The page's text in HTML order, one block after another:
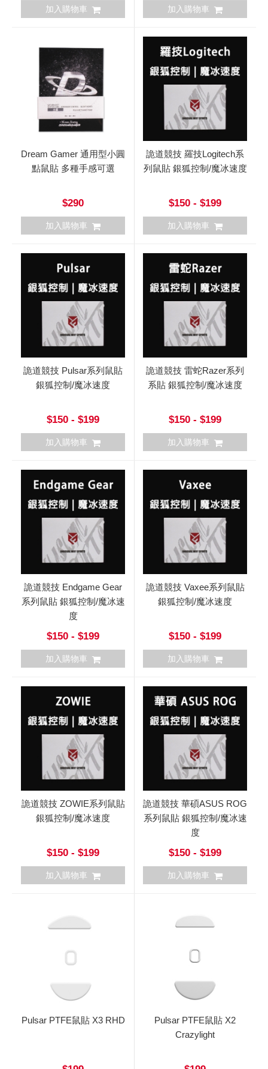
加入購物車 加入購物車
Dream Gamer 通用型小圓
點鼠貼 多種手感可選
$290
加入購物車
詭道競技 羅技Logitech系
列鼠貼 銀狐控制/魔冰速度
$150 - $199
加入購物車
詭道競技 Pulsar系列鼠貼
銀狐控制/魔冰速度
$150 - $199
加入購物車
詭道競技 雷蛇Razer系列
系貼 銀狐控制/魔冰速度
$150 - $199
加入購物車
詭道競技 Endgame Gear
系列鼠貼 銀狐控制/魔冰速
度
$150 - $199
加入購物車
詭道競技 Vaxee系列鼠貼
銀狐控制/魔冰速度
$150 - $199
加入購物車
詭道競技 ZOWIE系列鼠貼
銀狐控制/魔冰速度
$150 - $199
加入購物車
詭道競技 華碩ASUS ROG
系列鼠貼 銀狐控制/魔冰速
度
$150 - $199
加入購物車
Pulsar PTFE鼠貼 X3 RHD
Pulsar PTFE鼠貼 X2
Crazylight